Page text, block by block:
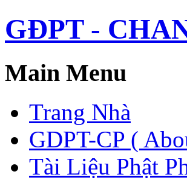
GĐPT -
Main Menu
Trang Nhà
GDPT-CP (
Tài Liệu Phật